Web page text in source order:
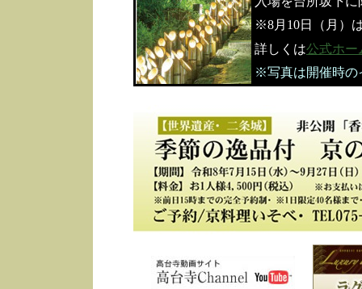
※8月10日（月）
詳しくは公式ホー
※写真は開催時の